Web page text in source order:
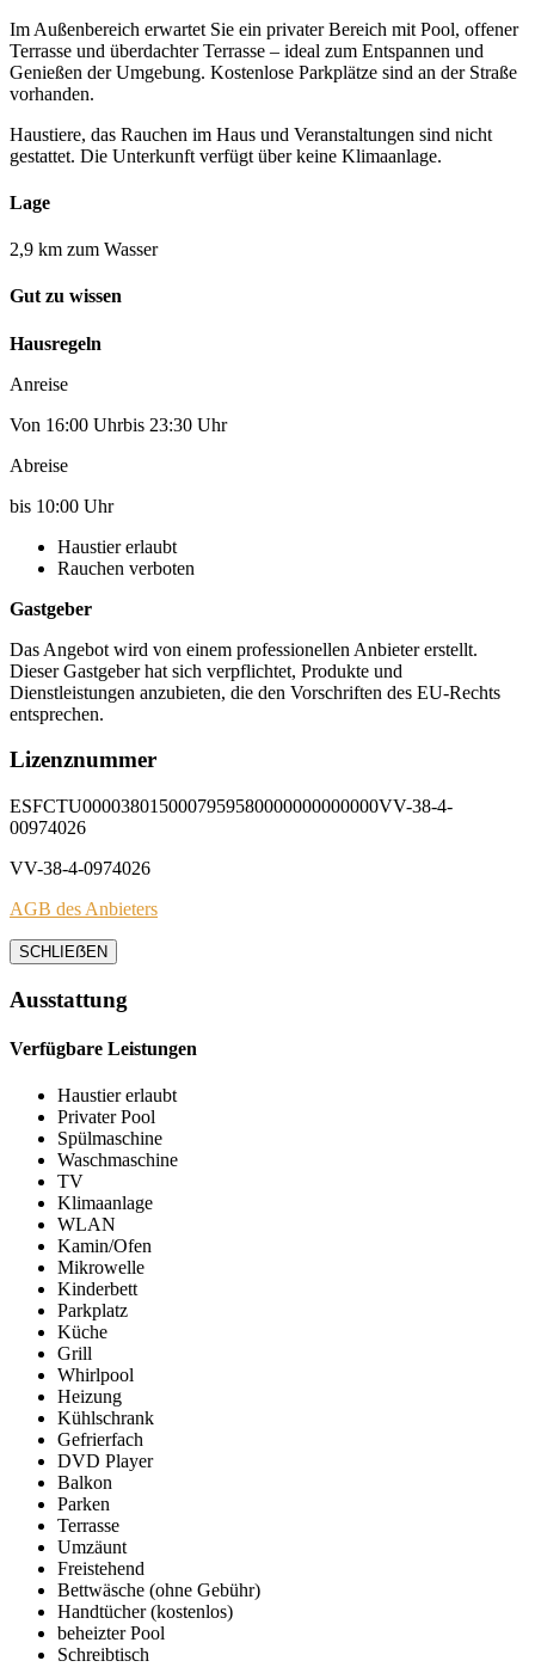
Im Außenbereich erwartet Sie ein privater Bereich mit Pool, offener
Terrasse und überdachter Terrasse – ideal zum Entspannen und
Genießen der Umgebung. Kostenlose Parkplätze sind an der Straße
vorhanden.
Haustiere, das Rauchen im Haus und Veranstaltungen sind nicht
gestattet. Die Unterkunft verfügt über keine Klimaanlage.
Lage
2,9 km zum Wasser
Gut zu wissen
Hausregeln
Anreise
Von 16:00 Uhrbis 23:30 Uhr
Abreise
bis 10:00 Uhr
Haustier erlaubt
Rauchen verboten
Gastgeber
Das Angebot wird von einem professionellen Anbieter erstellt.
Dieser Gastgeber hat sich verpflichtet, Produkte und
Dienstleistungen anzubieten, die den Vorschriften des EU-Rechts
entsprechen.
Lizenznummer
ESFCTU0000380150007959580000000000000VV-38-4-
00974026
VV-38-4-0974026
AGB des Anbieters
SCHLIEẞEN
Ausstattung
Verfügbare Leistungen
Haustier erlaubt
Privater Pool
Spülmaschine
Waschmaschine
TV
Klimaanlage
WLAN
Kamin/Ofen
Mikrowelle
Kinderbett
Parkplatz
Küche
Grill
Whirlpool
Heizung
Kühlschrank
Gefrierfach
DVD Player
Balkon
Parken
Terrasse
Umzäunt
Freistehend
Bettwäsche (ohne Gebühr)
Handtücher (kostenlos)
beheizter Pool
Schreibtisch